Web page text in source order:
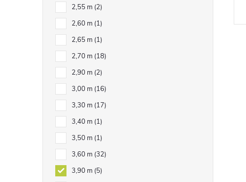
2,55 m 2
2,60 m 1
2,65 m 1
2,70 m 18
2,90 m 2
3,00 m 16
3,30 m 17
3,40 m 1
3,50 m 1
3,60 m 32
3,90 m 5